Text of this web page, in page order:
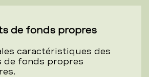
de fonds propres
caractéristiques des
de fonds propres